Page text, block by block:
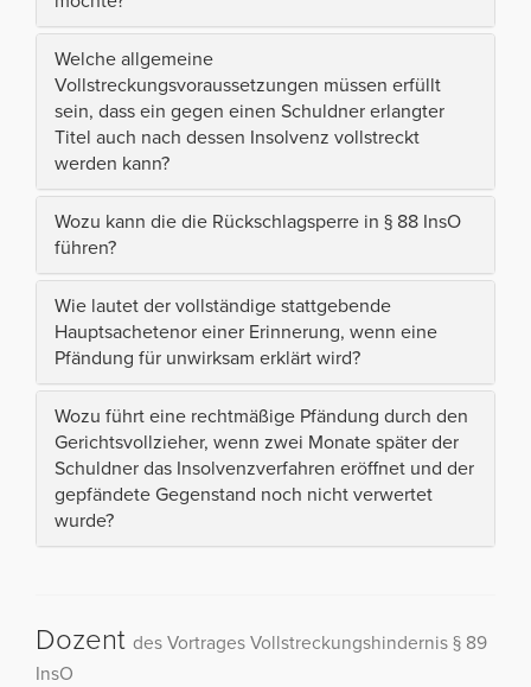
Welche allgemeine
Vollstreckungsvoraussetzungen müssen erfüllt
sein, dass ein gegen einen Schuldner erlangter
Titel auch nach dessen Insolvenz vollstreckt
werden kann?
Wozu kann die die Rückschlagsperre in § 88 InsO
führen?
Wie lautet der vollständige stattgebende
Hauptsachetenor einer Erinnerung, wenn eine
Pfändung für unwirksam erklärt wird?
Wozu führt eine rechtmäßige Pfändung durch den
Gerichtsvollzieher, wenn zwei Monate später der
Schuldner das Insolvenzverfahren eröffnet und der
gepfändete Gegenstand noch nicht verwertet
wurde?
Dozent des Vortrages Vollstreckungshindernis § 89
InsO